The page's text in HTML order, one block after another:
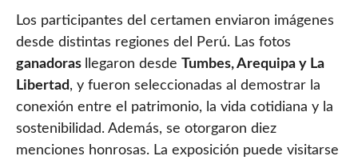
Los participantes del certamen enviaron imágenes
desde distintas regiones del Perú. Las fotos
ganadoras
llegaron desde
Tumbes, Arequipa y La
Libertad, y fueron seleccionadas al demostrar la
conexión entre el patrimonio, la vida cotidiana y la
sostenibilidad. Además, se otorgaron diez
menciones honrosas. La exposición puede visitarse